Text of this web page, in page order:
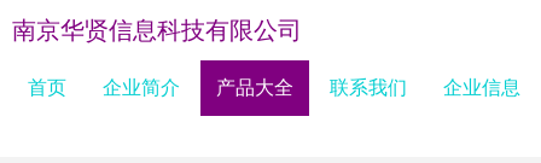
南京华贤信息科技有限公司
首页 企业简介 产品大全 联系我们 企业信息